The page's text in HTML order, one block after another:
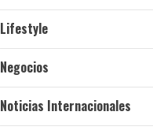
Lifestyle
Negocios
Noticias Internacionales